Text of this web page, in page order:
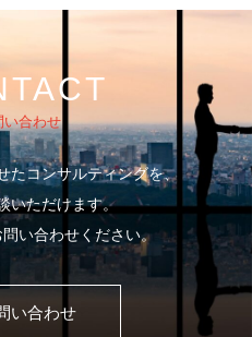
い合わせ
たコンサルティングを、
いただけます。
い合わせください。
い合わせ